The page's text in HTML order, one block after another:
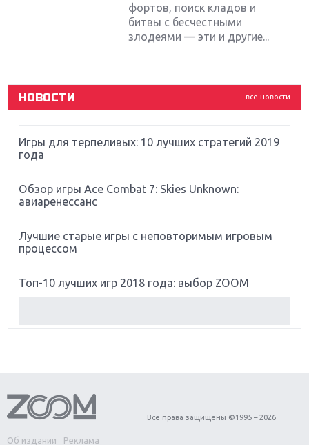
фортов, поиск кладов и
битвы с бесчестными
злодеями — эти и другие...
все новости
НОВОСТИ
Новинки для Nintendo Switch: Labo, South Park и
Far Cry 5: хвалить нельзя ругать
Игры для терпеливых: 10 лучших стратегий 2019
года
Обзор игры Ace Combat 7: Skies Unknown:
авиаренессанс
Лучшие старые игры с неповторимым игровым
процессом
Топ-10 лучших игр 2018 года: выбор ZOOM
Обзор игры Forza Horizon 4: вершина эволюции
Об издании Реклама
Все права защищены ©1995 – 2026